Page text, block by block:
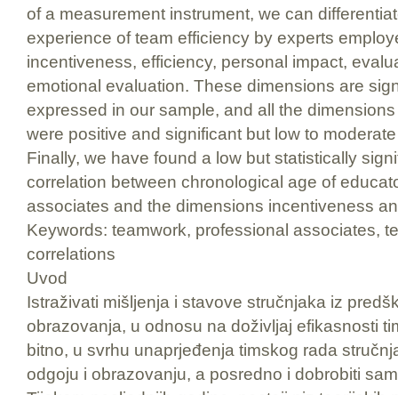
of a measurement instrument, we can
experience of team efficiency by experts
incentiveness, efficiency, personal impact,
emotional evaluation. These dimensions are
expressed in our sample, and all the
were positive and significant but low to
Finally, we have found a low but statistically
correlation between chronological age of
associates and the dimensions incentiveness
Keywords: teamwork, professional associates,
correlations
Uvod
Istraživati mišljenja i stavove stručnjaka iz
obrazovanja, u odnosu na doživljaj efikasnosti
bitno, u svrhu unaprjeđenja timskog rada
odgoju i obrazovanju, a posredno i dobrobiti